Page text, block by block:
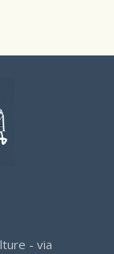
- via